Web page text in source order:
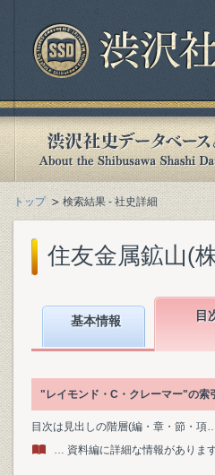
トップ 検索結果 - 社史詳細
住友金属鉱山(
基本情報 目
"レイモンド・C・クレーマー"の索
目次は見出しの階層(編・章・節・
… 資料編に詳細な情報があります